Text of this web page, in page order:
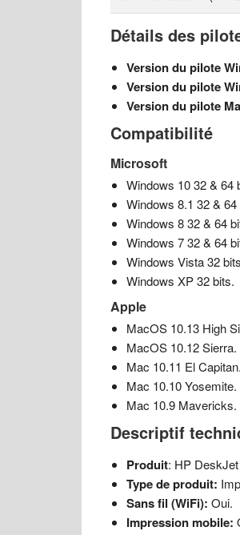
Détails des
Version du pilote
Version du pilote
Version du pilote
Compatibilité
Microsoft
Windows 10 32 & 64
Windows 8.1 32 & 64
Windows 8 32 & 64
Windows 7 32 & 64
Windows Vista 32
Windows XP 32 bits.
Apple
MacOS 10.13 High
MacOS 10.12 Sierra.
Mac 10.11 El Capitan.
Mac 10.10 Yosemite.
Mac 10.9 Mavericks.
Descriptif
Produit: HP
Type de produit:
Sans fil (WiFi): Oui.
Impression mobile: